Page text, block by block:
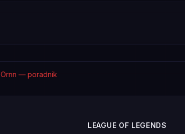
Ornn — poradnik
LEAGUE OF LEGENDS